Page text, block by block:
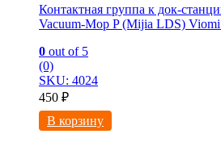
Контактная группа к док-
Vacuum-Mop P (Mijia LDS)
0 out of 5
(0)
SKU: 4024
450 ₽
В корзину